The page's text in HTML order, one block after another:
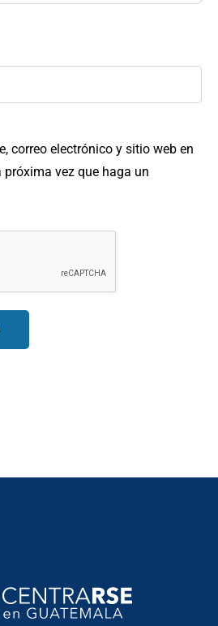
correo electrónico y sitio web en
vez que haga un